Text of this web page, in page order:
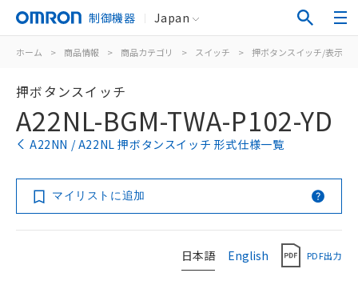
制御機器 Japan
ホーム > 商品情報 > 商品カテゴリ > スイッチ > 押ボタンスイッチ/表示灯
押ボタンスイッチ
A22NL-BGM-TWA-P102-YD
A22NN / A22NL 押ボタンスイッチ 形式仕様一覧
マイリストに追加
日本語 English PDF出力